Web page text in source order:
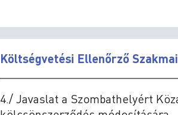
Költségvetési Ellenőrző
4./ Javaslat a Szombathelyért